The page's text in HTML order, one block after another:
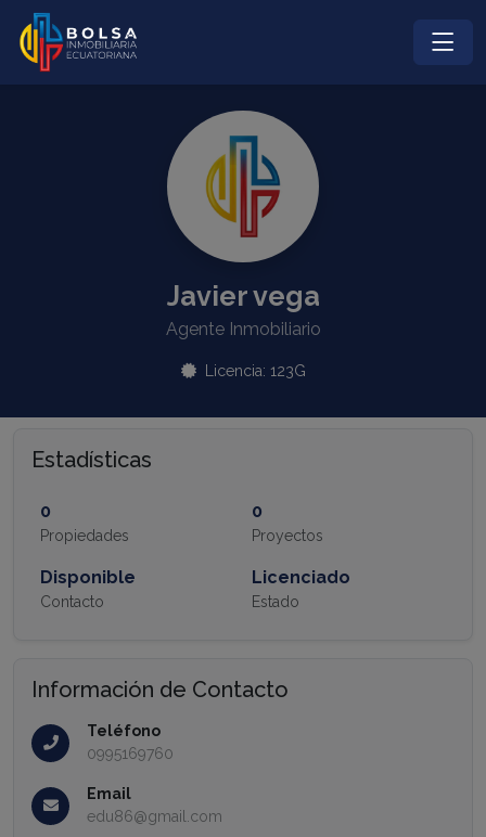
Javier vega
Agente Inmobiliario
Licencia: 123G
Estadísticas
0
Propiedades
0
Proyectos
Disponible
Contacto
Licenciado
Estado
Información de Contacto
Teléfono
0995169760
Email
edu86@gmail.com